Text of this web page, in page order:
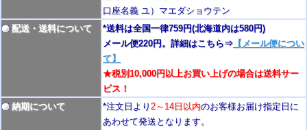
口座名義 ユ）マエダショウテン
配送・送料について
*送料は全国一律759円(北海道内は580円)
メール便220円。詳細はこちら⇒ 【メール便につい
て】
★税別10,000円以上お買い上げの場合は送料サー
ビス！
納期について
*注文日より 2～14日以内のお客様お届け指定日に
あわせて発送となります。